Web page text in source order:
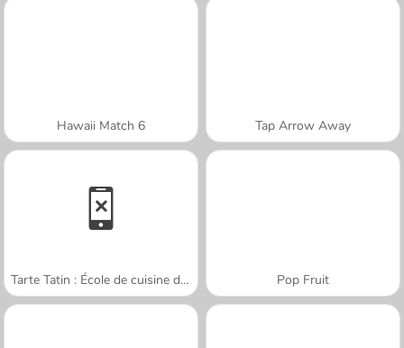
Hawaii Match 6 Tap Arrow Away
Tarte Tatin : École de cuisine de Sara Pop Fruit